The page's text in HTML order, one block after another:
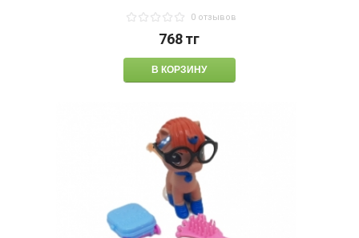
0 отзывов
768тг